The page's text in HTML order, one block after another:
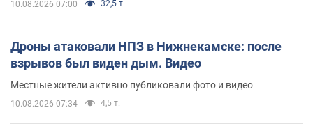
10.08.2026 07:00 32,5 т.
Дроны атаковали НПЗ в Нижнекамске: после
взрывов был виден дым. Видео
Местные жители активно публиковали фото и видео
10.08.2026 07:34 4,5 т.